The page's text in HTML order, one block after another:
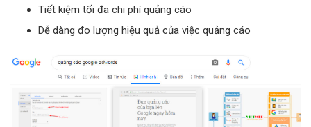
Tiết kiệm tối đa chi phí quảng cáo
Dễ dàng đo lượng hiệu quả của việc quảng cáo